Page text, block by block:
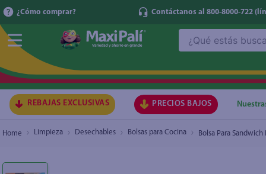
¿Cómo comprar? Contáctanos al 800-8000-722
REBAJAS EXCLUSIVAS PRECIOS BAJOS
Limpieza Desechables Bolsas para Cocina Bolsa Para
Bolsa Para Sandwich Bolrol Zipper Eco 40
1.
2.